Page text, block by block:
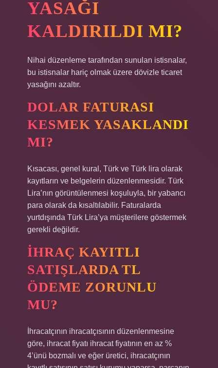
YASAĞI
KALDIRILDI MI?
Nihai düzenleme tarafından sunulan istisnalar,
bu istisnalar hariç olmak üzere dövizle ticaret
yasağını azaltır.
DOLAR FATURASI
KESMEK YASAKLANDI
MI?
Kısacası, genel kural, Türk ve Türk lira olarak
kayıtların ve belgelerin düzenlenmesidir. Türk
Lira’nın görüntülenmesi koşuluyla, bir yabancı
para olarak da kısaltılabilir. Faturalarda
yurtdışında Türk Lira’ya müşterilere göstermek
gerekli değildir.
İHRAÇ KAYITLI
SATIŞLARDA TL
ÖDEME ZORUNLU
MU?
İhracatçının ihracatçısının düzenlenmesine
göre, ihracat fiyatı ihracat fiyatının en az %
4’ünü bozmalı ve eğer üretici, ihracatçının